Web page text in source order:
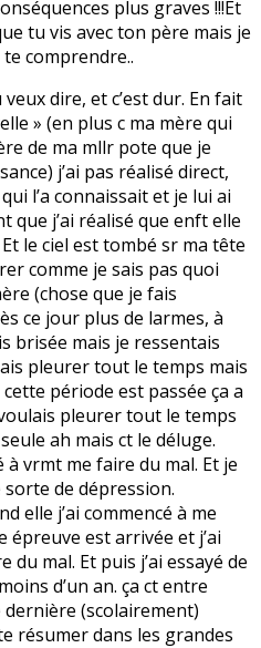
plus graves !!!Et
tu vis avec ton père mais je
comprendre..
dire, et c’est dur. En fait
» (en plus c ma mère qui
de ma mllr pote que je
j’ai pas réalisé direct,
l’a connaissait et je lui ai
que j’ai réalisé que enft elle
le ciel est tombé sr ma tête
comme je sais pas quoi
(chose que je fais
ce jour plus de larmes, à
brisée mais je ressentais
pleurer tout le temps mais
période est passée ça a
pleurer tout le temps
ah mais ct le déluge.
à vrmt me faire du mal. Et je
de dépression.
elle j’ai commencé à me
est arrivée et j’ai
du mal. Et puis j’ai essayé de
d’un an. ça ct entre
dernière (scolairement)
résumer dans les grandes